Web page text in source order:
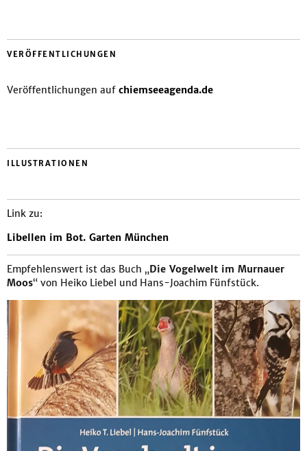
VERÖFFENTLICHUNGEN
Veröffentlichungen auf chiemseeagenda.de
ILLUSTRATIONEN
Link zu:
Libellen im Bot. Garten München
Empfehlenswert ist das Buch „Die Vogelwelt im Murnauer
Moos“ von Heiko Liebel und Hans-Joachim Fünfstück.